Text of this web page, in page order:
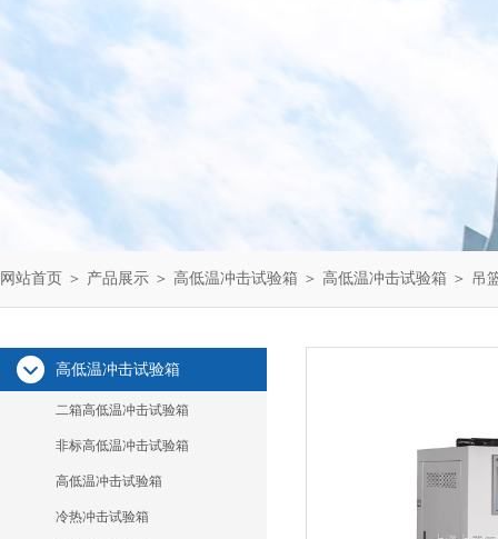
网站首页 ＞ 产品展示 ＞ 高低温冲击试验箱 ＞ 高低温冲击试验箱 ＞ 吊
高低温冲击试验箱
二箱高低温冲击试验箱
非标高低温冲击试验箱
高低温冲击试验箱
冷热冲击试验箱